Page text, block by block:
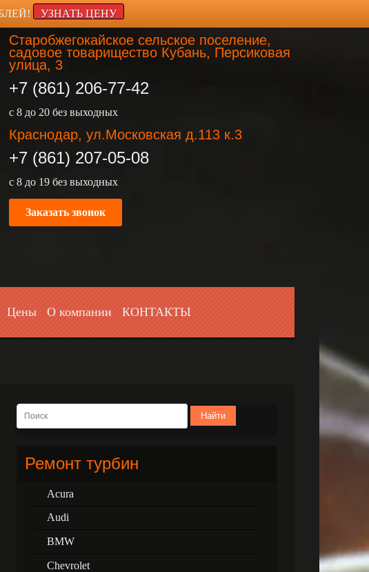
УЗНАТЬ ЦЕНУ
Старобжегокайское сельское поселение,
садовое товарищество Кубань, Персиковая
улица, 3
+7 (861) 206-77-42
с 8 до 20 без выходных
Краснодар, ул.Московская д.113 к.3
+7 (861) 207-05-08
с 8 до 19 без выходных
Заказать звонок
Цены О компании КОНТАКТЫ
Найти
Ремонт турбин
Acura
Audi
BMW
Chevrolet